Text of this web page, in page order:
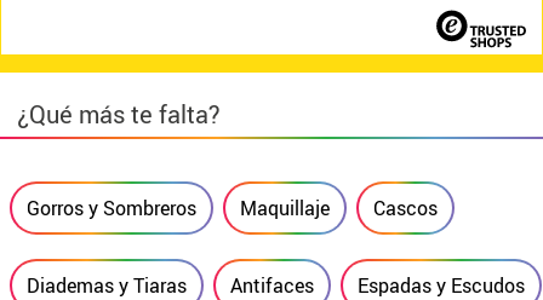
¿Qué más te falta?
Gorros y Sombreros Maquillaje Cascos
Diademas y Tiaras Antifaces Espadas y Escudos